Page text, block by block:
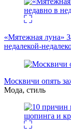
«Мятежная луна»
недалекой-
Москвичи опять
Мода, стиль